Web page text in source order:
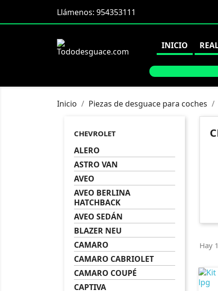
Llámenos: 954353111
INICIO
Inicio Piezas de desguace para coches
CHEVROLET
ALERO
ASTRO VAN
AVEO
AVEO BERLINA
HATCHBACK
AVEO SEDÁN
BLAZER NEU
CAMARO
CAMARO CABRIOLET
CAMARO COUPÉ
CAPTIVA
Hay